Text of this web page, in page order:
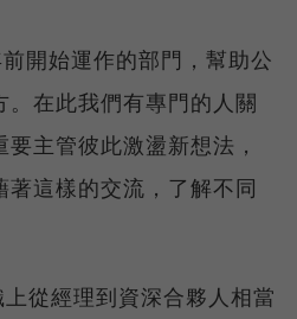
開始運作的部門，幫助公
在此我們有專門的人關
主管彼此激盪新想法，
這樣的交流，了解不同
從經理到資深合夥人相當